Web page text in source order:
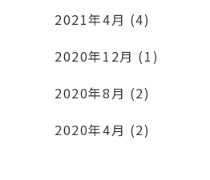
2021年4月 (4)
2020年12月 (1)
2020年8月 (2)
2020年4月 (2)